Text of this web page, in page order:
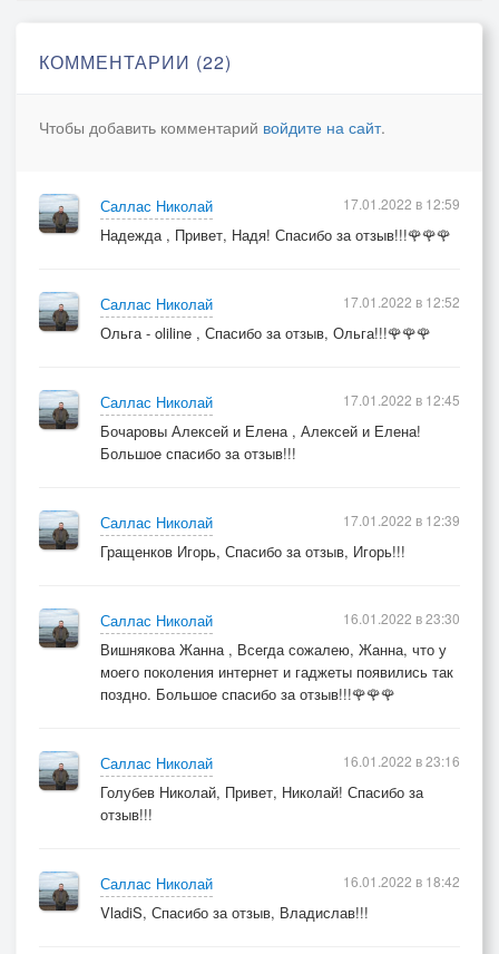
КОММЕНТАРИИ (22)
Чтобы добавить комментарий войдите на сайт.
Саллас Николай
Надежда , Привет, Надя! Спасибо за отзыв!!!🌹🌹🌹
17.01.2022 в 12:59
Саллас Николай
Ольга - oliline , Спасибо за отзыв, Ольга!!!🌹🌹🌹
17.01.2022 в 12:52
Саллас Николай
Бочаровы Алексей и Елена , Алексей и Елена!
Большое спасибо за отзыв!!!
17.01.2022 в 12:45
Саллас Николай
Гращенков Игорь, Спасибо за отзыв, Игорь!!!
17.01.2022 в 12:39
Саллас Николай
Вишнякова Жанна , Всегда сожалею, Жанна, что у
моего поколения интернет и гаджеты появились так
поздно. Большое спасибо за отзыв!!!🌹🌹🌹
16.01.2022 в 23:30
Саллас Николай
Голубев Николай, Привет, Николай! Спасибо за
отзыв!!!
16.01.2022 в 23:16
Саллас Николай
VladiS, Спасибо за отзыв, Владислав!!!
16.01.2022 в 18:42